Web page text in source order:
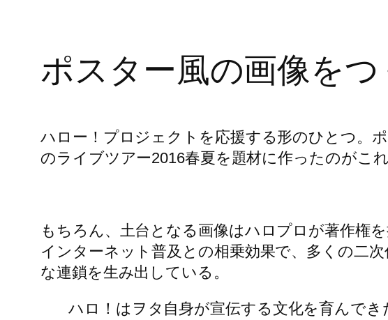
ポスター風の画像をつ
ハロー！プロジェクトを応援する形のひとつ。
のライブツアー2016春夏を題材に作ったのがこれ
もちろん、土台となる画像はハロプロが著作権
インターネット普及との相乗効果で、多くの二
な連鎖を生み出している。
ハロ！はヲタ自身が宣伝する文化を育んで